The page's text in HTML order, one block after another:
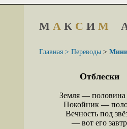
М А К С И М
Главная > Переводы >
Отблески
Земля — половина
Покойник —
Вечность
— вот его